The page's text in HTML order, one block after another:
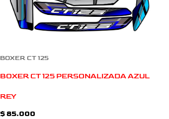
BOXER CT 125
BOXER CT 125 PERSONALIZADA AZUL
REY
$85.000